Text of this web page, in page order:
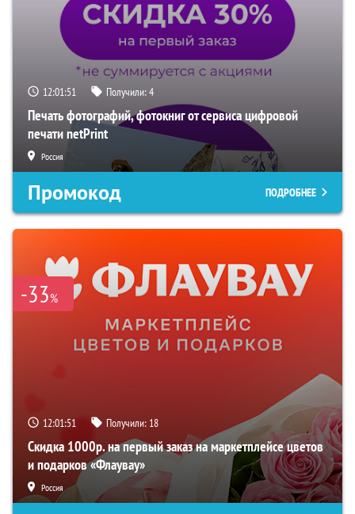
12:01:50 Получили:4
Печать фотографий, фотокниг от сервиса цифровой
печати netPrint
Россия
Промокод ПОДРОБНЕЕ
-33%
12:01:50 Получили: 18
Скидка 1000р. на первый заказ на маркетплейсе цветов
и подарков «Флаувау»
Россия